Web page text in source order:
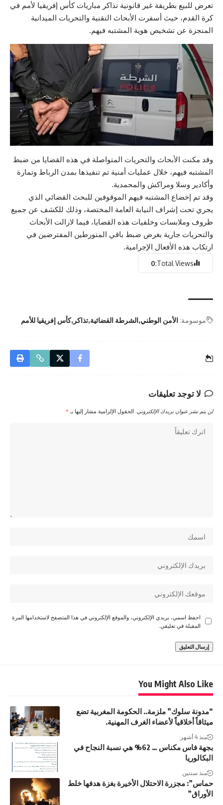
تعرض للبيع بطريقة غير قانونية تذاكر مباريات كأس إفريقيا لأمم في
كرة القدم، حيث أسفرت الأبحاث التقنية والتحريات الميدانية
المنجزة عن تشخيص هوية المشتبه فيهم.
وقد مكنت الأبحاث والتحريات المتواصلة في هذه القضايا من ضبط
المشتبه فيهم، خلال عمليات أمنية تم تنفيذها بمدن الرباط وتمارة
وأكادير وسلا ومراكش والمحمدية.
وقد تم إخضاع المشتبه فيهم الموقوفين للبحث القضائي الذي
يجري تحت إشراف النيابة العامة المختصة، وذلك للكشف عن جميع
ظروف وملابسات وخلفيات هذه القضايا، فيما لازالت الأبحاث
والتحريات جارية بغرض ضبط باقي المتورطين المفترضين في
ارتكاب هذه الأفعال الإجرامية.
Total Views:
0
موسومة: الأمن الوطني الشرطة القضائية تذاكر كأس إفريقيا للأمم
لا توجد تعليقات
لن يتم نشر عنوان بريدك الإلكتروني. الحقول الإلزامية مشار إليها بـ *
احفظ اسمي، بريدي الإلكتروني، والموقع الإلكتروني في هذا المتصفح لاستخدامها المرة
المقبلة في تعليقي.
You Might Also Like
“مدونة سلوك” ملزمة.. الحكومة المغربية تضع
ميثاقاً أخلاقياً لأعضاء الغرف المهنية.
منذ 4 أشهر
بجهة فاس مكناس … 62% هي نسبة النجاح في
البكالوريا
منذ سنتين
حماس”: مجزرة الاحتلال الأخيرة بغزة هدفها خلط
الأوراق”